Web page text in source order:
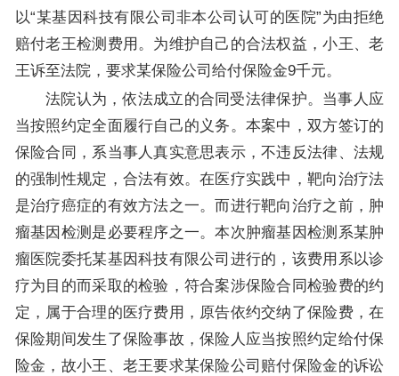
以“某基因科技有限公司非本公司认可的医院”为由拒绝
赔付老王检测费用。为维护自己的合法权益，小王、老
王诉至法院，要求某保险公司给付保险金9千元。
法院认为，依法成立的合同受法律保护。当事人应
当按照约定全面履行自己的义务。本案中，双方签订的
保险合同，系当事人真实意思表示，不违反法律、法规
的强制性规定，合法有效。在医疗实践中，靶向治疗法
是治疗癌症的有效方法之一。而进行靶向治疗之前，肿
瘤基因检测是必要程序之一。本次肿瘤基因检测系某肿
瘤医院委托某基因科技有限公司进行的，该费用系以诊
疗为目的而采取的检验，符合案涉保险合同检验费的约
定，属于合理的医疗费用，原告依约交纳了保险费，在
保险期间发生了保险事故，保险人应当按照约定给付保
险金，故小王、老王要求某保险公司赔付保险金的诉讼